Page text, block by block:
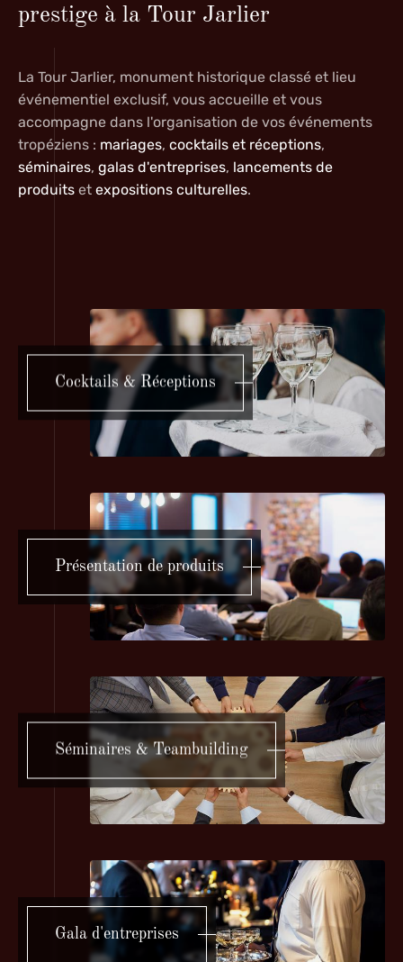
prestige à la Tour Jarlier
La Tour Jarlier, monument historique classé et lieu
événementiel exclusif, vous accueille et vous
accompagne dans l'organisation de vos événements
tropéziens : mariages, cocktails et réceptions,
séminaires, galas d'entreprises, lancements de
produits et expositions culturelles.
Cocktails & Réceptions
Présentation de produits
Séminaires & Teambuilding
Gala d'entreprises